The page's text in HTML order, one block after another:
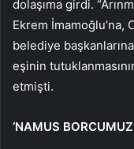
dolaşıma girdi.
Ekrem İmamoğlu’na,
belediye
eşinin
etmişti.
‘NAMUS